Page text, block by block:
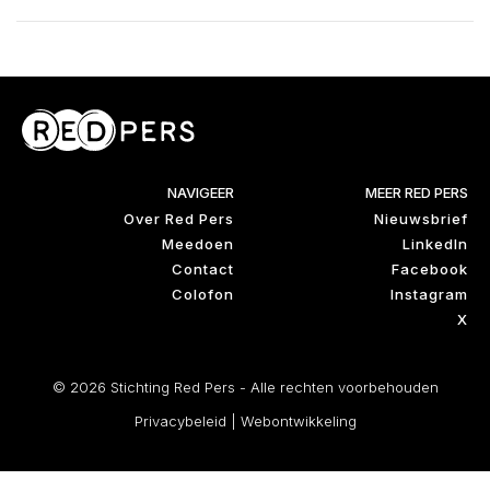
NAVIGEER
Over Red Pers
Meedoen
Contact
Colofon
MEER RED PERS
Nieuwsbrief
LinkedIn
Facebook
Instagram
X
© 2026 Stichting Red Pers - Alle rechten voorbehouden
Privacybeleid
Webontwikkeling